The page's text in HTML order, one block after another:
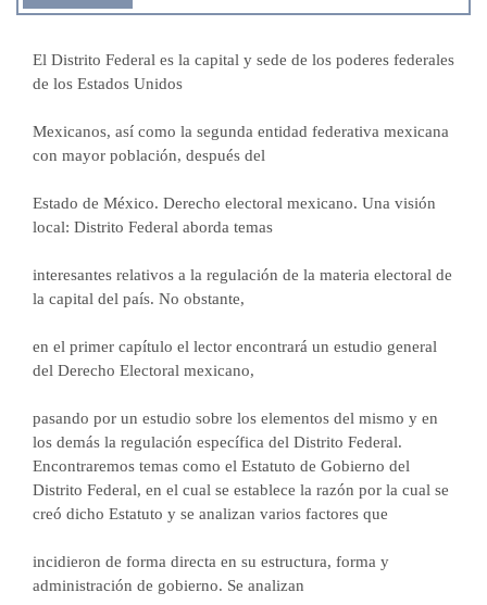
El Distrito Federal es la capital y sede de los poderes federales
de los Estados Unidos
Mexicanos, así como la segunda entidad federativa mexicana
con mayor población, después del
Estado de México. Derecho electoral mexicano. Una visión
local: Distrito Federal aborda temas
interesantes relativos a la regulación de la materia electoral de
la capital del país. No obstante,
en el primer capítulo el lector encontrará un estudio general
del Derecho Electoral mexicano,
pasando por un estudio sobre los elementos del mismo y en
los demás la regulación específica del Distrito Federal.
Encontraremos temas como el Estatuto de Gobierno del
Distrito Federal, en el cual se establece la razón por la cual se
creó dicho Estatuto y se analizan varios factores que
incidieron de forma directa en su estructura, forma y
administración de gobierno. Se analizan